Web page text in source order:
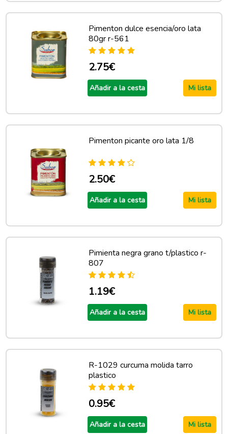
Pimenton dulce esencia/oro lata
80gr r-561
2.75€
Añadir a la cesta Mi lista
Pimenton picante oro lata 1/8
2.50€
Añadir a la cesta Mi lista
Pimienta negra grano t/plastico r-
807
1.19€
Añadir a la cesta Mi lista
R-1029 curcuma molida tarro
plastico
0.95€
Añadir a la cesta Mi lista